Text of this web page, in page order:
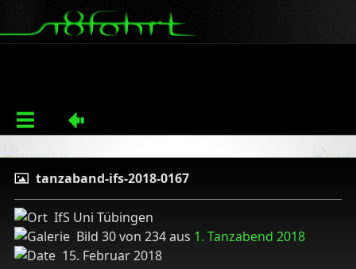
tanzaband-ifs-2018-0167
IfS Uni Tübingen
Bild 30 von 234 aus 1. Tanzabend 2018
15. Februar 2018